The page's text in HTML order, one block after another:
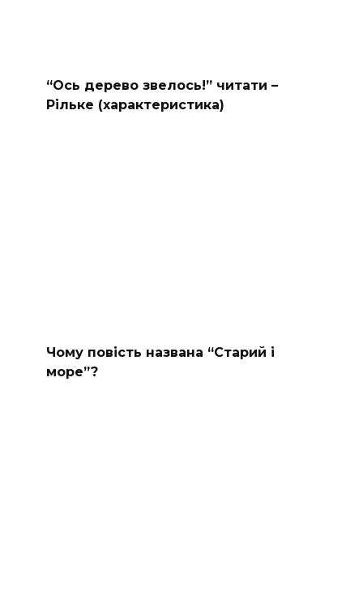
“Ось дерево звелось!” читати –
Рільке (характеристика)
Чому повість названа “Старий і
море”?